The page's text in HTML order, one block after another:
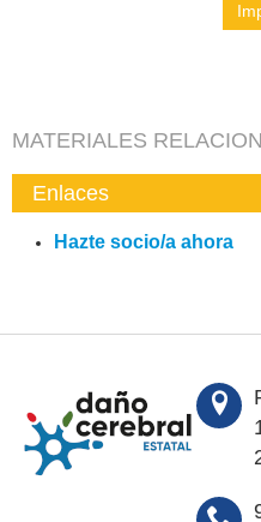
MATERIALES
Enlaces
Hazte socio/a ahora